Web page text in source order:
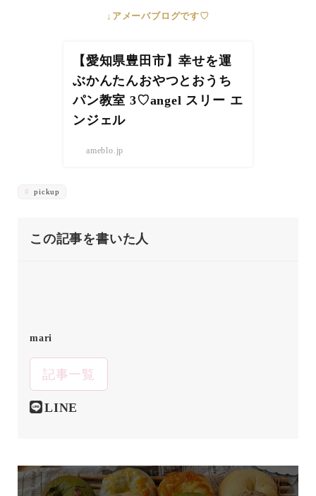
↓アメーバブログです♡
【愛知県豊田市】幸せを運
ぶかんたんおやつとおうち
パン教室 3♡angel スリー エ
ンジェル
ameblo.jp
pickup
この記事を書いた人
mari
記事一覧
LINE